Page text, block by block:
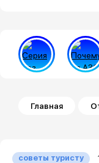
Строка
Главная
советы туристу